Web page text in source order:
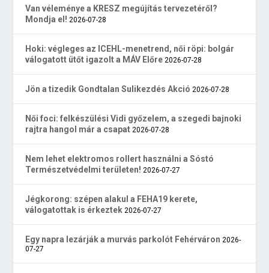
Van véleménye a KRESZ megújítás tervezetéről?
Mondja el! 2026-07-28
Hoki: végleges az ICEHL-menetrend, női röpi: bolgár
válogatott ütőt igazolt a MÁV Előre 2026-07-28
Jön a tizedik Gondtalan Sulikezdés Akció 2026-07-28
Női foci: felkészülési Vidi győzelem, a szegedi bajnoki
rajtra hangol már a csapat 2026-07-28
Nem lehet elektromos rollert használni a Sóstó
Természetvédelmi területen! 2026-07-27
Jégkorong: szépen alakul a FEHA19 kerete,
válogatottak is érkeztek 2026-07-27
Egy napra lezárják a murvás parkolót Fehérváron 2026-
07-27